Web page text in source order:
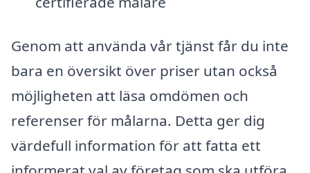
Genom att använda vår tjänst får du inte
bara en översikt över priser utan också
möjligheten att läsa omdömen och
referenser för målarna. Detta ger dig
värdefull information för att fatta ett